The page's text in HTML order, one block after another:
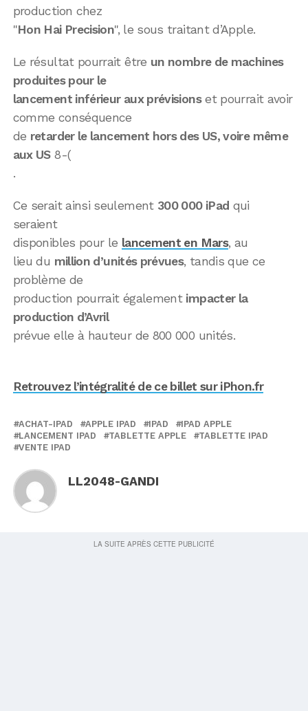
production chez
"Hon Hai Precision", le sous traitant d’Apple.
Le résultat pourrait être un nombre de machines
produites pour le
lancement inférieur aux prévisionset pourrait avoir
comme conséquence
de retarder le lancement hors des US, voire même
aux US8-(
.
Ce serait ainsi seulement 300 000 iPad qui
seraient
disponibles pour le lancement en Mars, au
lieu du million d’unités prévues, tandis que ce
problème de
production pourrait également impacter la
production d’Avril
prévue elle à hauteur de 800 000 unités.
Retrouvez l’intégralité de ce billet sur iPhon.fr
ACHAT-IPAD APPLE IPAD IPAD
IPAD APPLE
LANCEMENT IPAD
TABLETTE APPLE
TABLETTE IPAD
VENTE IPAD
LL2048-GANDI